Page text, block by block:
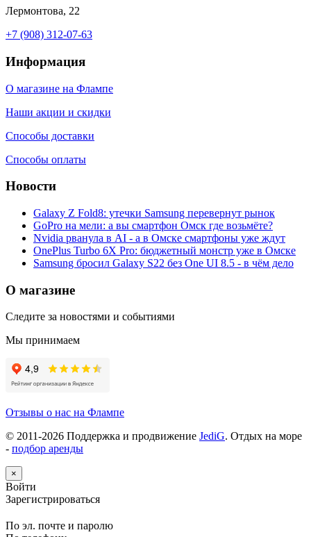
Лермонтова, 22
+7 (908) 312-07-63
Информация
О магазине на Флампе
Наши акции и скидки
Способы доставки
Способы оплаты
Новости
Galaxy Z Fold8: утечки Samsung перевернут рынок
GoPro на мели: а вы смартфон Омск где возьмёте?
Nvidia рванула в AI - а в Омске смартфоны уже ждут
OnePlus Turbo 6X Pro: бюджетный монстр уже в Омске
Samsung бросил Galaxy S22 без One UI 8.5 - в чём дело
О магазине
Следите за новостями и событиями
Мы принимаем
Отзывы о нас на Флампе
© 2011-2026 Поддержка и продвижение JediG. Отдых на море
- подбор аренды
×
Войти
Зарегистрироваться
По эл. почте и паролю